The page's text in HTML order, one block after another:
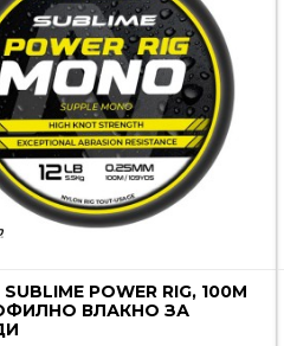
POWER RIG, 100M
ВЛАКНО ЗА